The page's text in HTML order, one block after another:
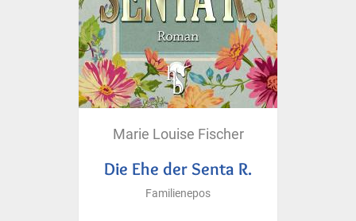
Marie Louise Fischer
Die Ehe der Senta R.
Familienepos